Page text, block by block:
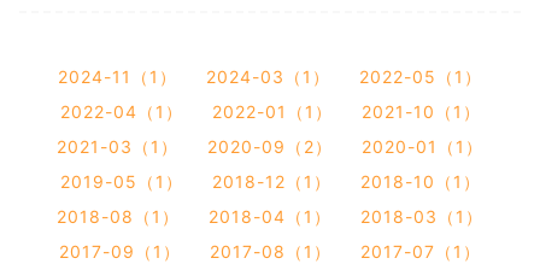
2024-11（1） 2024-03（1）
2022-05（1）
2022-04（1）
2022-01（1）
2021-10（1）
2021-03（1）
2020-09（2）
2020-01（1）
2019-05（1）
2018-12（1）
2018-10（1）
2018-08（1）
2018-04（1）
2018-03（1）
2017-09（1）
2017-08（1）
2017-07（1）